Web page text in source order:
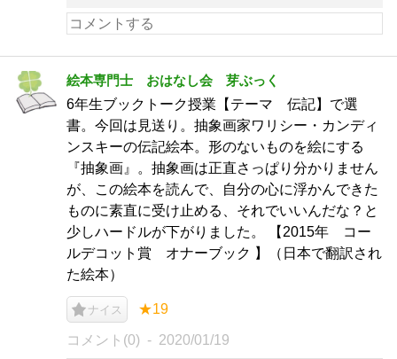
絵本専門士 おはなし会 芽ぶっく
6年生ブックトーク授業【テーマ 伝記】で選
書。今回は見送り。抽象画家ワリシー・カンディ
ンスキーの伝記絵本。形のないものを絵にする
『抽象画』。抽象画は正直さっぱり分かりません
が、この絵本を読んで、自分の心に浮かんできた
ものに素直に受け止める、それでいいんだな？と
少しハードルが下がりました。 【2015年 コー
ルデコット賞 オナーブック 】（日本で翻訳され
た絵本）
ナイス ★19
コメント(0) 2020/01/19